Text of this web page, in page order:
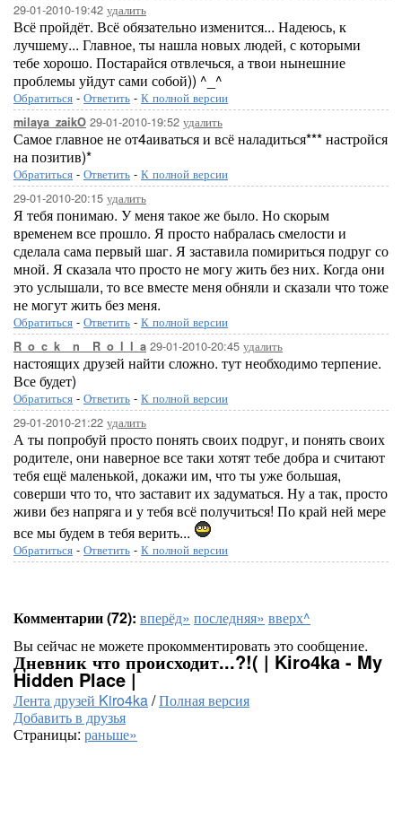
29-01-2010-19:42 удалить
Всё пройдёт. Всё обязательно изменится... Надеюсь, к
лучшему... Главное, ты нашла новых людей, с которыми
тебе хорошо. Постарайся отвлечься, а твои нынешние
проблемы уйдут сами собой)) ^_^
Обратиться - Ответить - К полной версии
milaya_zaikO 29-01-2010-19:52 удалить
Самое главное не от4аиваться и всё наладиться*** настройся
на позитив)*
Обратиться - Ответить - К полной версии
29-01-2010-20:15 удалить
Я тебя понимаю. У меня такое же было. Но скорым
временем все прошло. Я просто набралась смелости и
сделала сама первый шаг. Я заставила помириться подруг со
мной. Я сказала что просто не могу жить без них. Когда они
это услышали, то все вместе меня обняли и сказали что тоже
не могут жить без меня.
Обратиться - Ответить - К полной версии
R_o_c_k__n__R_o_l_l_a 29-01-2010-20:45 удалить
настоящих друзей найти сложно. тут необходимо терпение.
Все будет)
Обратиться - Ответить - К полной версии
29-01-2010-21:22 удалить
А ты попробуй просто понять своих подруг, и понять своих
родителе, они наверное все таки хотят тебе добра и считают
тебя ещё маленькой, докажи им, что ты уже большая,
соверши что то, что заставит их задуматься. Ну а так, просто
живи без напряга и у тебя всё получиться! По край ней мере
все мы будем в тебя верить...
Обратиться - Ответить - К полной версии
Комментарии (72): вперёд» последняя» вверх^
Вы сейчас не можете прокомментировать это сообщение.
Дневник что происходит...?!( | Kiro4ka - My
Hidden Place |
Лента друзей Kiro4ka/Полная версия
Добавить в друзья
Страницы: раньше»